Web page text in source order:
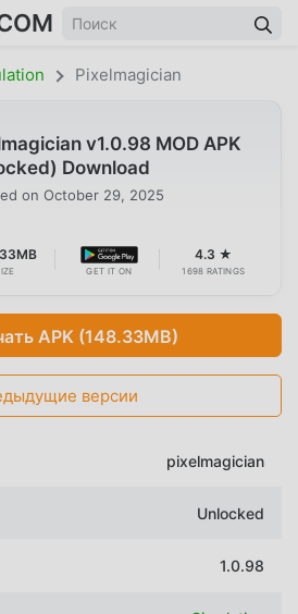
Pixelmagician
v1.0.98 MOD APK
Download
on October 29, 2025
GET IT ON
4.3 ★
1698 RATINGS
APK (148.33MB)
версии
pixelmagician
Unlocked
1.0.98